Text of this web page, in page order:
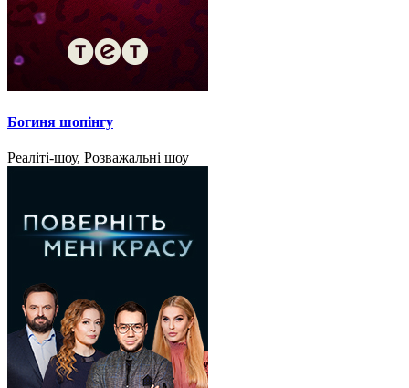
Богиня шопінгу
Реаліті-шоу, Розважальні шоу